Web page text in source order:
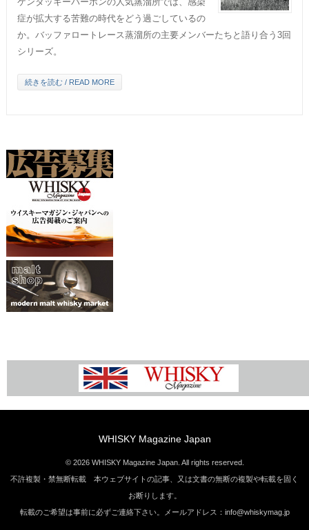
症が拡大する苦難の時代をどう過ごしているの
か。バッファロートレース蒸溜所の主要メンバーたちと語り合う3回
シリーズ。
続きを読む / READ MORE
WHISKY Magazine Japan
© 2026 WHISKY Magazine Japan. All rights reserved.
不許複製・禁無断転載 本ウェブサイトの記事、又は文書の無断の複製や転載を固く
お断りします。
転載のご希望は事前に必ずご連絡下さい。メールアドレス：info@whiskymag.jp